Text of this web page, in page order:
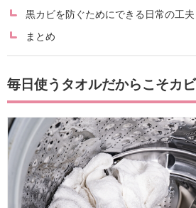
黒カビを防ぐためにできる日常の工夫
まとめ
毎日使うタオルだからこそカ